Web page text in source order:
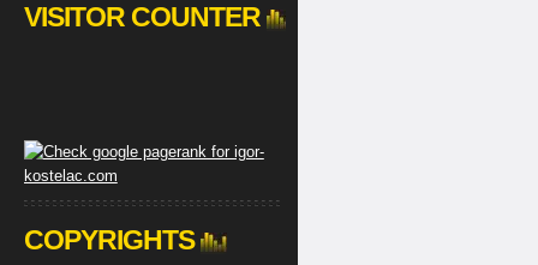
VISITOR COUNTER
COPYRIGHTS